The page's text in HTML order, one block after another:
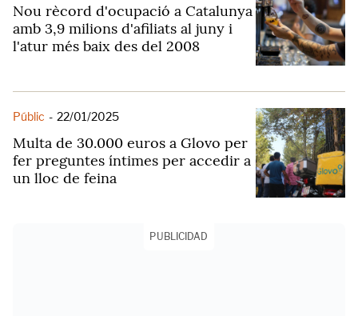
Nou rècord d'ocupació a Catalunya
amb 3,9 milions d'afiliats al juny i
l'atur més baix des del 2008
Públic - 22/01/2025
Multa de 30.000 euros a Glovo per
fer preguntes íntimes per accedir a
un lloc de feina
PUBLICIDAD